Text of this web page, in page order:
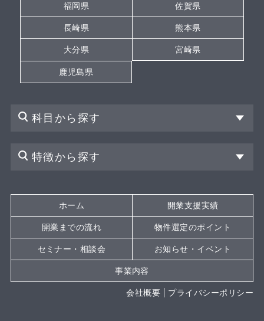
福岡県 佐賀県
長崎県 熊本県
大分県 宮崎県
鹿児島県
科目から探す
特徴から探す
ホーム 開業支援実績
開業までの流れ 物件選定のポイント
セミナー・相談会 お知らせ・イベント
事業内容
会社概要 プライバシーポリシー